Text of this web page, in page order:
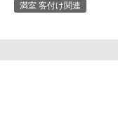
満室 客付け関連